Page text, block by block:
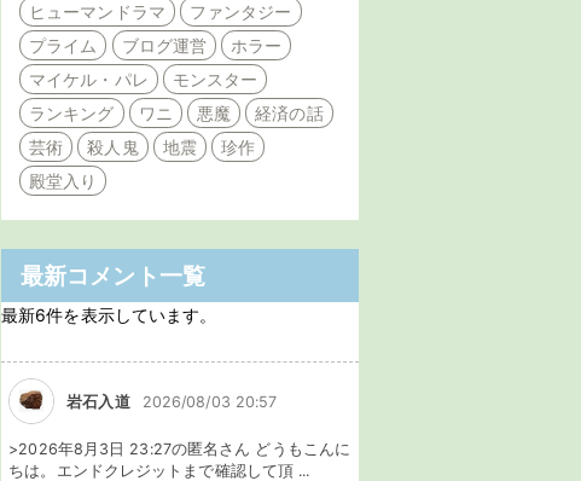
ヒューマンドラマ
ファンタジー
プライム
ブログ運営
ホラー
マイケル・パレ
モンスター
ランキング
ワニ 悪魔
経済の話
芸術
殺人鬼 地震
珍作
殿堂入り
最新コメント一覧
最新6件を表示しています。
岩石入道 2026/08/03 20:57
>2026年8月3日 23:27の匿名さん どうもこんに
ちは。エンドクレジットまで確認して頂 ...